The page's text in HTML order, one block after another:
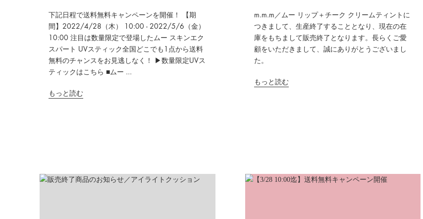
下記日程で送料無料キャンペーンを開催！ 【期
間】2022/4/28（木） 10:00 - 2022/5/6（金）
10:00 注目は数量限定で登場したムー スキンエク
スパート UVスティック全国どこでも1点から送料
無料のチャンスをお見逃しなく！ ▶数量限定UVス
ティックはこちら ■ムー ...
もっと読む
m.m.m／ムー リップ＋チーク クリームティントに
つきまして、生産終了することとなり、現在の在
庫をもちまして販売終了となります。長らくご愛
顧をいただきまして、誠にありがとうございまし
た。
もっと読む